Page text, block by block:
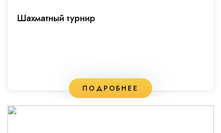
Шахматный турнир
ПОДРОБНЕЕ